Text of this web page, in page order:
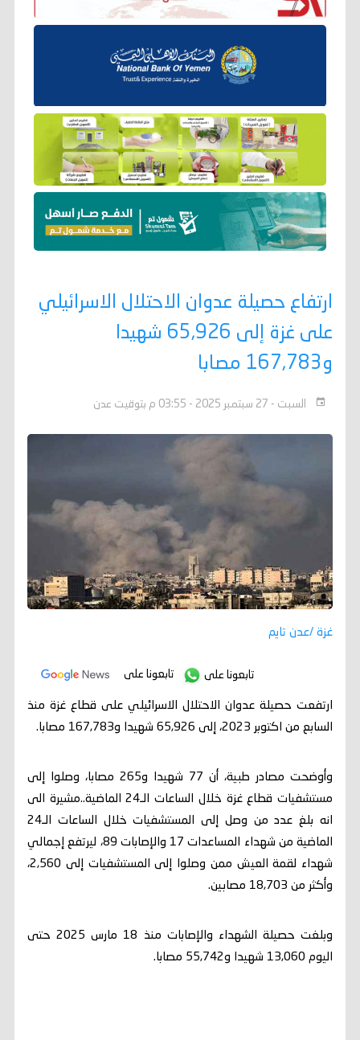
ارتفاع حصيلة عدوان الاحتلال الاسرائيلي
على غزة إلى 65,926 شهيدا
و167,783 مصابا
السبت - 27 سبتمبر 2025 - 03:55 م بتوقيت عدن
غزة /عدن تايم
تابعونا على تابعونا على
ارتفعت حصيلة عدوان الاحتلال الاسرائيلي على قطاع غزة منذ
السابع من اكتوبر 2023، إلى 65,926 شهيدا و167,783 مصابا.
وأوضحت مصادر طبية، أن 77 شهيدا و265 مصابا، وصلوا إلى
مستشفيات قطاع غزة خلال الساعات الـ24 الماضية..مشيرة الى
انه بلغ عدد من وصل إلى المستشفيات خلال الساعات الـ24
الماضية من شهداء المساعدات 17 والإصابات 89، ليرتفع إجمالي
شهداء لقمة العيش ممن وصلوا إلى المستشفيات إلى 2,560،
وأكثر من 18,703 مصابين.
وبلغت حصيلة الشهداء والإصابات منذ 18 مارس 2025 حتى
اليوم 13,060 شهيدا و55,742 مصابا.